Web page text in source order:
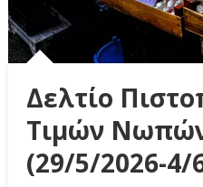
Δελτίο
Τιμών
(29/5/2026-4/